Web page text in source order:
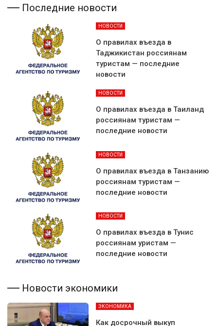
Последние новости
НОВОСТИ
О правилах въезда в
Таджикистан россиянам
туристам — последние
новости
НОВОСТИ
О правилах въезда в Таиланд
россиянам туристам —
последние новости
НОВОСТИ
О правилах въезда в Танзанию
россиянам туристам —
последние новости
НОВОСТИ
О правилах въезда в Тунис
россиянам уристам —
последние новости
Новости экономики
ЭКОНОМИКА
Как досрочный выкуп